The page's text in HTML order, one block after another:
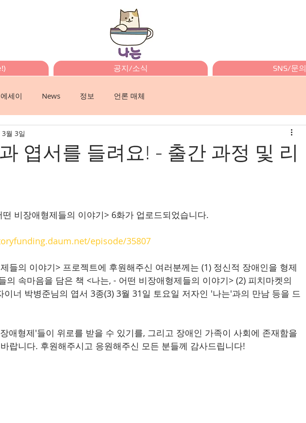
공지/소식 SNS/문의
에세이 News 정보 언론 매체
엽서를 들려요! - 출간 과정 및 리
월 3일
비장애형제들의 이야기> 6화가 업로드되었습니다.
episode/35807
들의 이야기> 프로젝트에 후원해주신 여러분께는 (1) 정신적 장애인을 형제
의 속마음을 담은 책 <나는, - 어떤 비장애형제들의 이야기> (2) 피치마켓의
이너 박병준님의 엽서 3종(3) 3월 31일 토요일 저자인 '나는'과의 만남 등을 드
애형제'들이 위로를 받을 수 있기를, 그리고 장애인 가족이 사회에 존재함을
랍니다. 후원해주시고 응원해주신 모든 분들께 감사드립니다!